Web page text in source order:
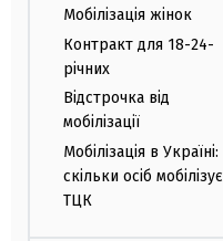
Мобілізація жінок
Контракт для 18-24-
річних
Відстрочка від
мобілізації
Мобілізація в Україні:
скільки осіб мобілізує
ТЦК